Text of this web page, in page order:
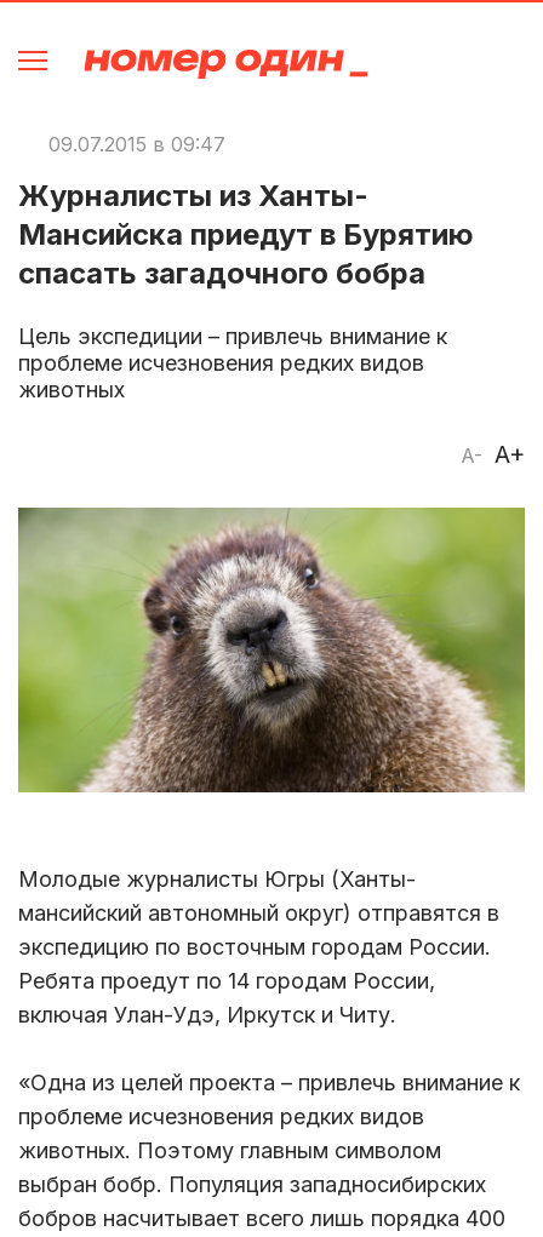
09.07.2015 в 09:47
Журналисты из Ханты-
Мансийска приедут в Бурятию
спасать загадочного бобра
Цель экспедиции – привлечь внимание к
проблеме исчезновения редких видов
животных
A- A+
Молодые журналисты Югры (Ханты-
мансийский автономный округ) отправятся в
экспедицию по восточным городам России.
Ребята проедут по 14 городам России,
включая Улан-Удэ, Иркутск и Читу.
«Одна из целей проекта – привлечь внимание к
проблеме исчезновения редких видов
животных. Поэтому главным символом
выбран бобр. Популяция западносибирских
бобров насчитывает всего лишь порядка 400